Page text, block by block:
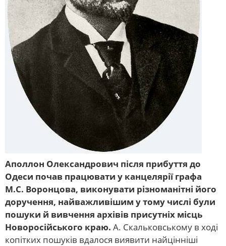
Аполлон Олександрович після прибуття до
Одеси почав працювати у канцелярії графа
М.С. Воронцова, виконувати різноманітні його
доручення, найважливішим у тому числі були
пошуки й вивчення архівів присутніх місць
Новоросійського краю. А. Скальковському в ході
копітких пошуків вдалося виявити найцінніші